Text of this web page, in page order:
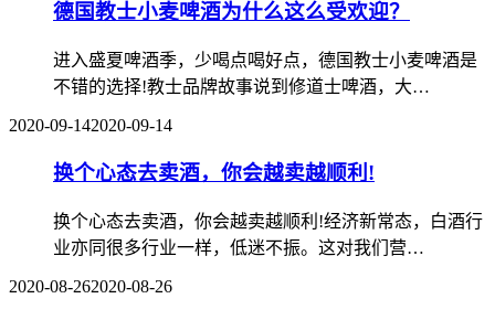
德国教士小麦啤酒为什么这么受欢迎？
进入盛夏啤酒季，少喝点喝好点，德国教士小麦啤酒是
不错的选择!教士品牌故事说到修道士啤酒，大…
2020-09-142020-09-14
换个心态去卖酒，你会越卖越顺利!
换个心态去卖酒，你会越卖越顺利!经济新常态，白酒行
业亦同很多行业一样，低迷不振。这对我们营…
2020-08-262020-08-26